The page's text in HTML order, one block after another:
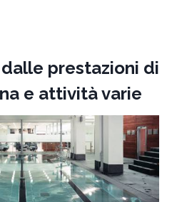
prestazioni di
e attività varie